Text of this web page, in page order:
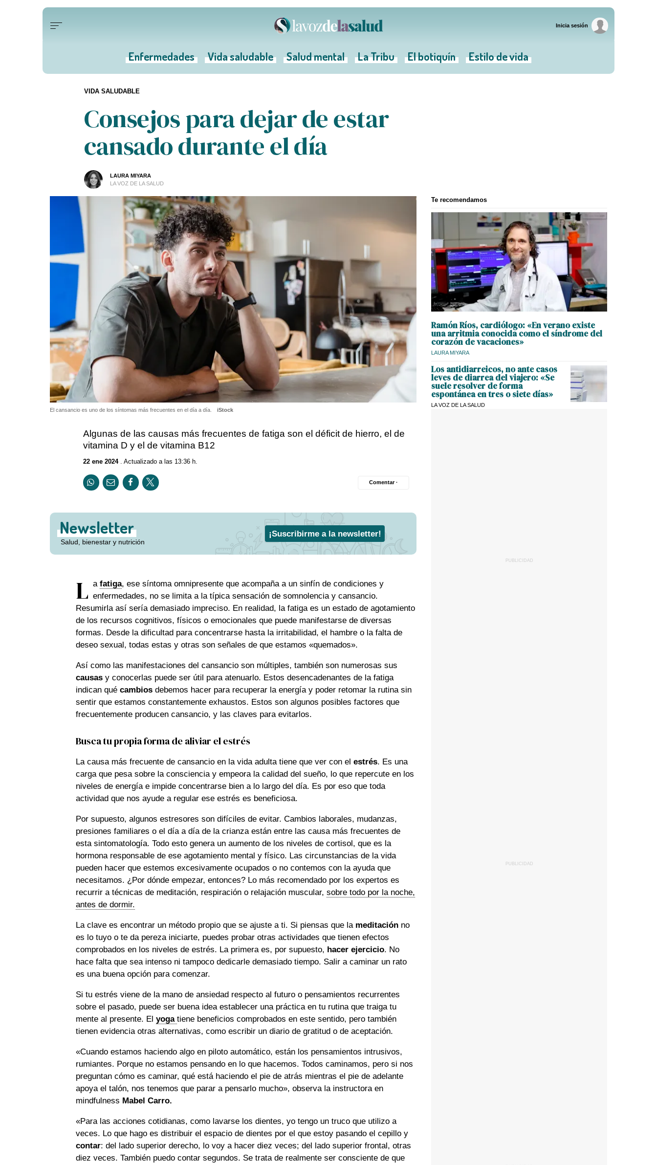
Inicia sesión
Enfermedades Vida saludable Salud mental La Tribu El botiquín Estilo de vida
Consejos para dejar de estar
cansado durante el día
LAURA MIYARA
LA VOZ DE LA SALUD
VIDA SALUDABLE
El cansancio es uno de los síntomas más frecuentes en el día a día. iStock
Algunas de las causas más frecuentes de fatiga son el déficit de hierro, el de
vitamina D y el de vitamina B12
22 ene 2024. Actualizado a las 13:36 h.
Comentar ·
Newsletter
Salud, bienestar y nutrición
¡Suscribirme a la newsletter!
L a fatiga, ese síntoma omnipresente que acompaña a un sinfín de condiciones y
enfermedades, no se limita a la típica sensación de somnolencia y cansancio.
Resumirla así sería demasiado impreciso. En realidad, la fatiga es un estado de agotamiento
de los recursos cognitivos, físicos o emocionales que puede manifestarse de diversas
formas. Desde la dificultad para concentrarse hasta la irritabilidad, el hambre o la falta de
deseo sexual, todas estas y otras son señales de que estamos «quemados».
Así como las manifestaciones del cansancio son múltiples, también son numerosas sus
causasy conocerlas puede ser útil para atenuarlo. Estos desencadenantes de la fatiga
indican qué cambiosdebemos hacer para recuperar la energía y poder retomar la rutina sin
sentir que estamos constantemente exhaustos. Estos son algunos posibles factores que
frecuentemente producen cansancio, y las claves para evitarlos.
Busca tu propia forma de aliviar el estrés
La causa más frecuente de cansancio en la vida adulta tiene que ver con el estrés. Es una
carga que pesa sobre la consciencia y empeora la calidad del sueño, lo que repercute en los
niveles de energía e impide concentrarse bien a lo largo del día. Es por eso que toda
actividad que nos ayude a regular ese estrés es beneficiosa.
Por supuesto, algunos estresores son difíciles de evitar. Cambios laborales, mudanzas,
presiones familiares o el día a día de la crianza están entre las causa más frecuentes de
esta sintomatología. Todo esto genera un aumento de los niveles de cortisol, que es la
hormona responsable de ese agotamiento mental y físico. Las circunstancias de la vida
pueden hacer que estemos excesivamente ocupados o no contemos con la ayuda que
necesitamos. ¿Por dónde empezar, entonces? Lo más recomendado por los expertos es
recurrir a técnicas de meditación, respiración o relajación muscular, sobre todo por la noche,
antes de dormir.
La clave es encontrar un método propio que se ajuste a ti. Si piensas que la meditaciónno
es lo tuyo o te da pereza iniciarte, puedes probar otras actividades que tienen efectos
comprobados en los niveles de estrés. La primera es, por supuesto, hacer ejercicio. No
hace falta que sea intenso ni tampoco dedicarle demasiado tiempo. Salir a caminar un rato
es una buena opción para comenzar.
Si tu estrés viene de la mano de ansiedad respecto al futuro o pensamientos recurrentes
sobre el pasado, puede ser buena idea establecer una práctica en tu rutina que traiga tu
mente al presente. El yoga tiene beneficios comprobados en este sentido, pero también
tienen evidencia otras alternativas, como escribir un diario de gratitud o de aceptación.
«Cuando estamos haciendo algo en piloto automático, están los pensamientos intrusivos,
rumiantes. Porque no estamos pensando en lo que hacemos. Todos caminamos, pero si nos
preguntan cómo es caminar, qué está haciendo el pie de atrás mientras el pie de adelante
apoya el talón, nos tenemos que parar a pensarlo mucho», observa la instructora en
mindfulness Mabel Carro.
«Para las acciones cotidianas, como lavarse los dientes, yo tengo un truco que utilizo a
veces. Lo que hago es distribuir el espacio de dientes por el que estoy pasando el cepillo y
contar: del lado superior derecho, lo voy a hacer diez veces; del lado superior frontal, otras
diez veces. También puedo contar segundos. Se trata de realmente ser consciente de que
Te recomendamos
Ramón Ríos, cardiólogo: «En verano existe
una arritmia conocida como el síndrome del
corazón de vacaciones»
LAURA MIYARA
Los antidiarreicos, no ante casos
leves de diarrea del viajero: «Se
suele resolver de forma
espontánea en tres o siete días»
LA VOZ DE LA SALUD